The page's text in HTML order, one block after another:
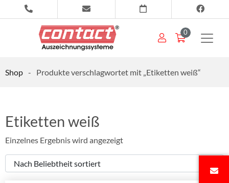
0
Shop - Produkte verschlagwortet mit „Etiketten weiß“
Etiketten weiß
Einzelnes Ergebnis wird angezeigt